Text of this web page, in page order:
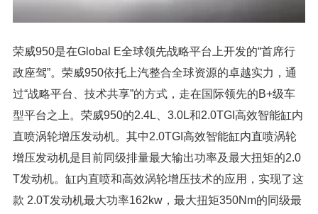
荣威950是在Global E全球领先战略平台上开发的“首席行
政座驾”。荣威950依托上汽整合全球资源的卓越实力，通
过“战略平台、技术共享”的方式，走在国际领先的B+级车
型平台之上。荣威950的2.4L、3.0L和2.0TGI高效智能缸内
直喷涡轮增压发动机。其中2.0TGI高效智能缸内直喷涡轮
增压发动机是目前同级排量最大输出功率及最大扭矩的2.0
T发动机。缸内直喷和高效涡轮增压技术的应用，实现了这
款 2.0T发动机最大功率162kw，最大扭矩350Nm的同级最